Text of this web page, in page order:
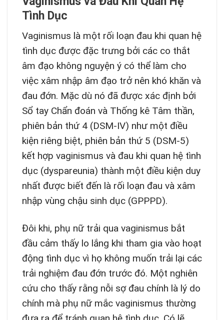
Tình Dục
Vaginismus là một rối loạn đau khi quan hệ
tình dục được đặc trưng bởi các co thắt
âm đạo không nguyện ý có thể làm cho
việc xâm nhập âm đạo trở nên khó khăn và
đau đớn. Mặc dù nó đã được xác định bởi
Sổ tay Chẩn đoán và Thống kê Tâm thần,
phiên bản thứ 4 (DSM-IV) như một điều
kiện riêng biệt, phiên bản thứ 5 (DSM-5)
kết hợp vaginismus và đau khi quan hệ tình
dục (dyspareunia) thành một điều kiện duy
nhất được biết đến là rối loạn đau và xâm
nhập vùng chậu sinh dục (GPPPD).
Đôi khi, phụ nữ trải qua vaginismus bắt
đầu cảm thấy lo lắng khi tham gia vào hoạt
động tình dục vì họ không muốn trải lại các
trải nghiệm đau đớn trước đó. Một nghiên
cứu cho thấy rằng nỗi sợ đau chính là lý do
chính mà phụ nữ mắc vaginismus thường